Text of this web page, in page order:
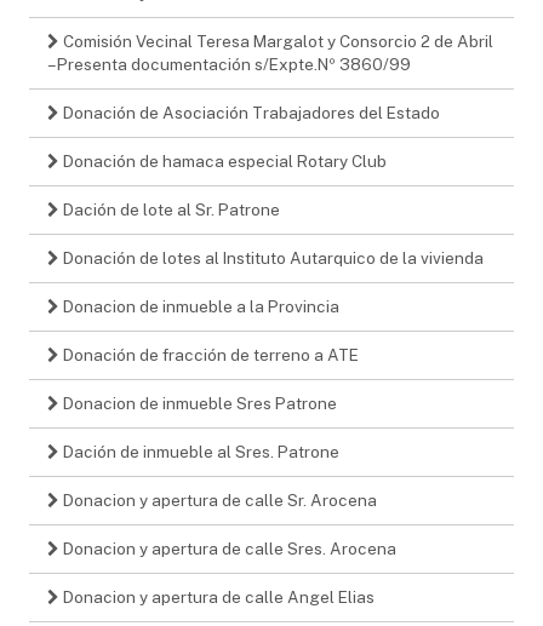
Comisión Vecinal Teresa Margalot y Consorcio 2 de Abril
– Presenta documentación s/Expte.Nº 3860/99
Donación de Asociación Trabajadores del Estado
Donación de hamaca especial Rotary Club
Dación de lote al Sr. Patrone
Donación de lotes al Instituto Autarquico de la vivienda
Donacion de inmueble a la Provincia
Donación de fracción de terreno a ATE
Donacion de inmueble Sres Patrone
Dación de inmueble al Sres. Patrone
Donacion y apertura de calle Sr. Arocena
Donacion y apertura de calle Sres. Arocena
Donacion y apertura de calle Angel Elias